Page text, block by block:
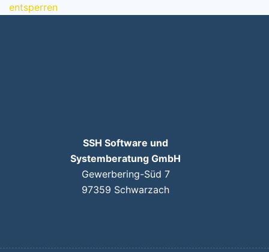
entsperren
SSH Software und
Systemberatung GmbH
Gewerbering-Süd 7
97359 Schwarzach